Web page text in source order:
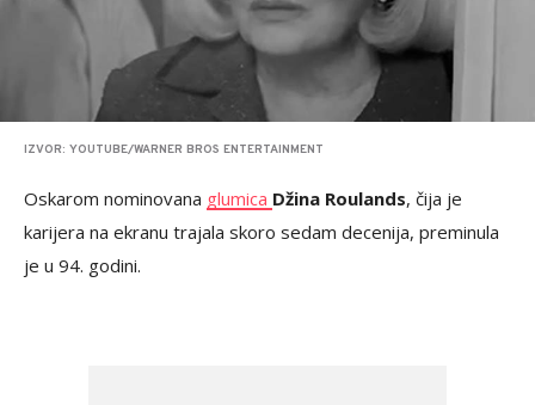
IZVOR: YOUTUBE/WARNER BROS ENTERTAINMENT
Oskarom nominovana glumica Džina Roulands, čija je
karijera na ekranu trajala skoro sedam decenija, preminula
je u 94. godini.